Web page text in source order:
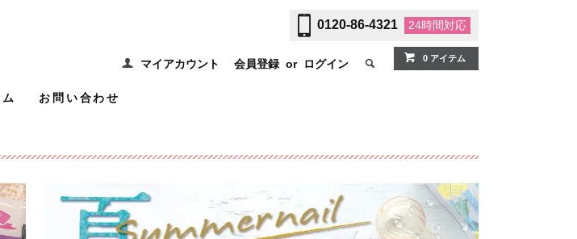
0120-86-4321 24時間対応
マイアカウント 会員登録 or ログイン 0 アイテム
お問い合わせ